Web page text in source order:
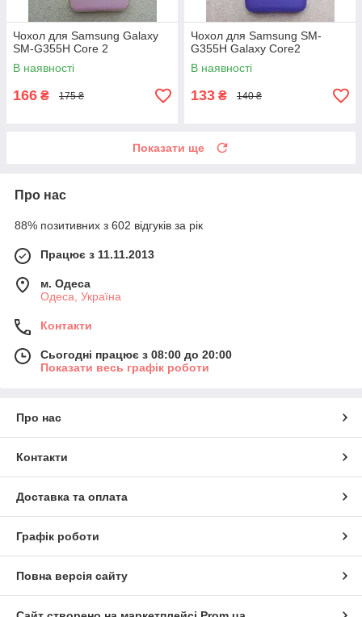
Чохол для Samsung Galaxy
SM-G355H Core 2
В наявності
166 ₴ 175 ₴
Чохол для Samsung SM-
G355H Galaxy Core2
В наявності
133 ₴ 140 ₴
Показати ще
Про нас
88% позитивних з 602 відгуків за рік
Працює з 11.11.2013
м. Одеса
Одеса, Україна
Контакти
Сьогодні працює з 08:00 до 20:00
Показати весь графік роботи
Про нас
Контакти
Доставка та оплата
Графік роботи
Повна версія сайту